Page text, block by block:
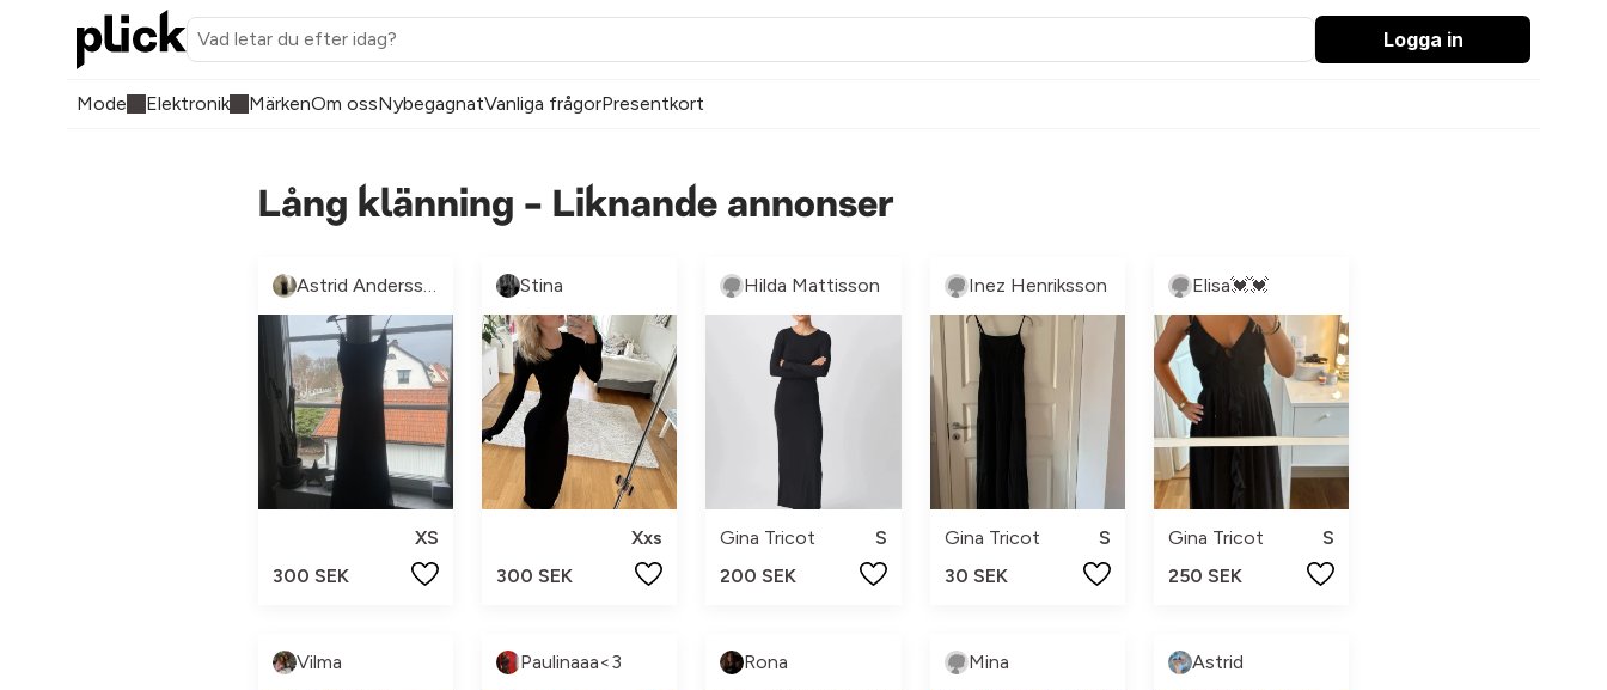
Logga in
Mode Elektronik MärkenOm ossNybegagnatVanliga frågorPresentkort
Lång klänning - Liknande annonser
Astrid Andersson
XS
300 SEK
Stina
Xxs
300 SEK
Hilda Mattisson
Gina Tricot
S
200 SEK
Inez Henriksson
Gina Tricot
S
30 SEK
Elisa💓💓
Gina Tricot
S
250 SEK
Vilma Paulinaaa<3 Rona Mina Astrid